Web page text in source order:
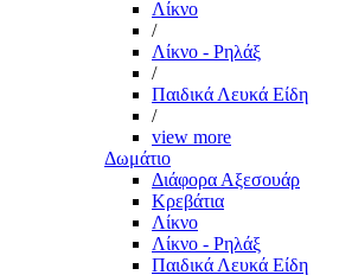
Λίκνο
/
Λίκνο - Ρηλάξ
/
Παιδικά Λευκά Είδη
/
view more
Δωμάτιο
Διάφορα Αξεσουάρ
Κρεβάτια
Λίκνο
Λίκνο - Ρηλάξ
Παιδικά Λευκά Είδη